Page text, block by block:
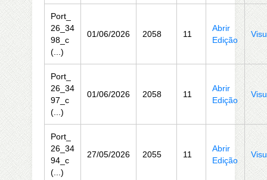
Port_
26_34
98_c
(...)
01/06/2026 2058 11
Abrir
Edição
Port_
26_34
97_c
(...)
01/06/2026 2058 11
Abrir
Edição
Port_
26_34
94_c
(...)
27/05/2026 2055 11
Abrir
Edição